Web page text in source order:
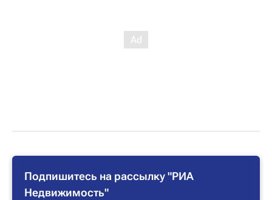
Подпишитесь на рассылку "РИА
Недвижимость"